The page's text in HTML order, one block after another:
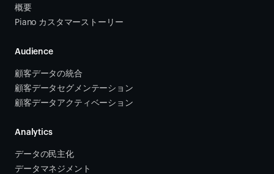
概要
Piano カスタマーストーリー
Audience
顧客データの統合
顧客データセグメンテーション
顧客データアクティベーション
Analytics
データの民主化
データマネジメント